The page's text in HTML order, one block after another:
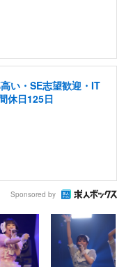
い・SE志望歓迎・IT
休日125日
Sponsored by